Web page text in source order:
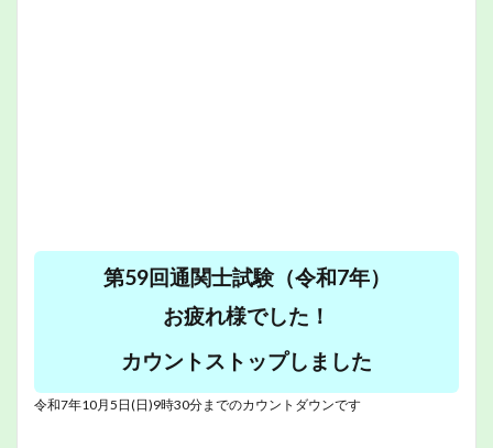
第59回通関士試験（令和7年）
お疲れ様でした！
カウントストップしました
令和7年10月5日(日)9時30分までのカウントダウンです